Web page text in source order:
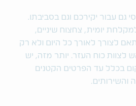
גם עבור יקירכם וגם בסביבתו.
יומית, צחצוח שיניים,
לצורך לאורך כל היום ולא רק
כוח העזר. יותר מזה, יש
בכלל עד הפרטים הקטנים
והשירותים.